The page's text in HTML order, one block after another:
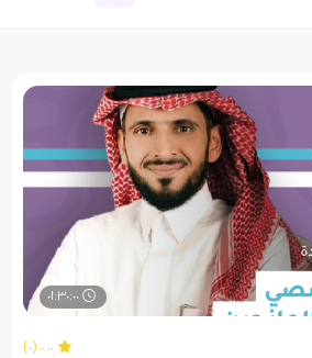
٠١:٣٠:٠٠
٠.٠٠ (٠)